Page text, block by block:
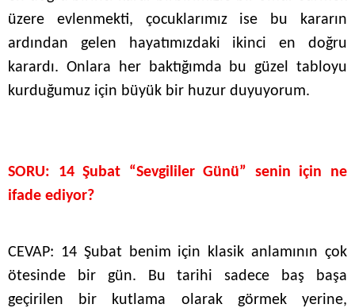
üzere evlenmekti, çocuklarımız ise bu kararın
ardından gelen hayatımızdaki ikinci en doğru
karardı. Onlara her baktığımda bu güzel tabloyu
kurduğumuz için büyük bir huzur duyuyorum.
SORU: 14 Şubat “Sevgililer Günü” senin için ne
ifade ediyor?
CEVAP: 14 Şubat benim için klasik anlamının çok
ötesinde bir gün. Bu tarihi sadece baş başa
geçirilen bir kutlama olarak görmek yerine,